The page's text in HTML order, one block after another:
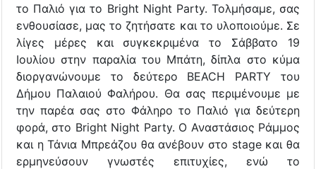
το Παλιό για το Bright Night Party. Τολμήσαμε, σας
ενθουσίασε, μας το ζητήσατε και το υλοποιούμε. Σε
λίγες μέρες και συγκεκριμένα το Σάββατο 19
Ιουλίου στην παραλία του Μπάτη, δίπλα στο κύμα
διοργανώνουμε το δεύτερο BEACH PARTY του
Δήμου Παλαιού Φαλήρου. Θα σας περιμένουμε με
την παρέα σας στο Φάληρο το Παλιό για δεύτερη
φορά, στο Bright Night Party. Ο Αναστάσιος Ράμμος
και η Τάνια Μπρεάζου θα ανέβουν στο stage και θα
ερμηνεύσουν γνωστές επιτυχίες, ενώ το